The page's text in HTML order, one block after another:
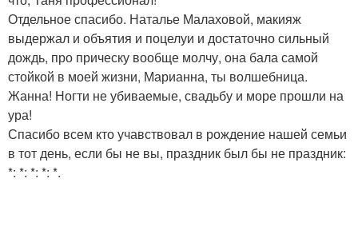
Отдельное спасибо. Наталье Малаховой, макияж
выдержал и объятия и поцелуи и достаточно сильный
дождь, про прическу вообще молчу, она бала самой
стойкой в моей жизни, Марианна, ты волшебница.
Жанна! Ногти не убиваемые, свадьбу и море прошли на
ура!
Спасибо всем кто учавствовал в рождение нашей семьи
в тот день, если бы не вы, праздник был бы не праздник:
*: *: *: *: *.